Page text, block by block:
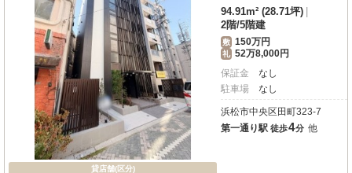
貸店舗(区分)
94.91m² (28.71坪)
2階/5階建
敷 150万円
礼 52万8,000円
保証金
なし
駐車場
なし
浜松市中央区田町323-7
第一通り駅 徒歩4分 他